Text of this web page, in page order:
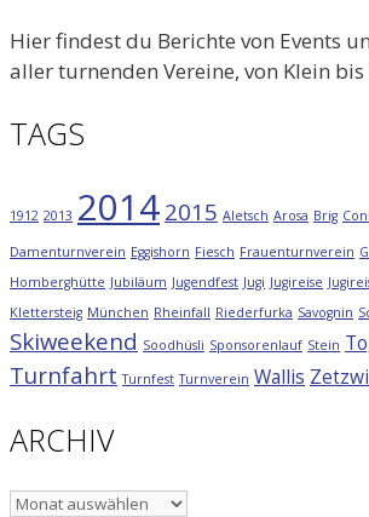
Hier findest du Berichte von Events
aller turnenden Vereine, von Klein bis
TAGS
1912 2013 2014 2015 Aletsch Arosa Brig
Damenturnverein Eggishorn Fiesch Frauenturnverein
Homberghütte Jubiläum Jugendfest Jugi Jugireise
Klettersteig München Rheinfall Riederfurka Savognin
Skiweekend Soodhüsli Sponsorenlauf Stein
Turnfahrt Turnfest Turnverein Wallis
ARCHIV
ARCHIV